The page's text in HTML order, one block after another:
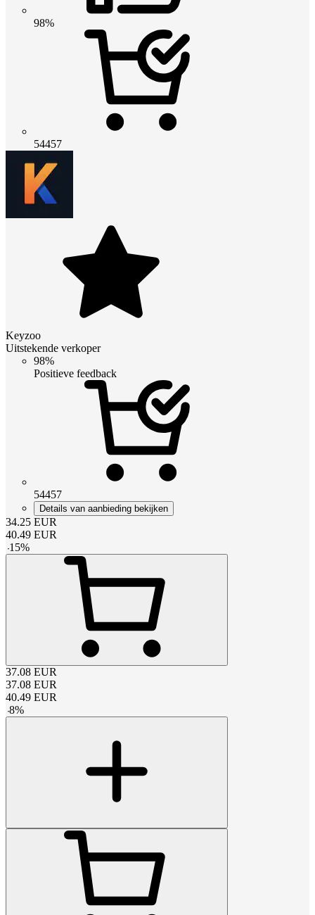
98%
54457
Keyzoo
Uitstekende verkoper
98%
Positieve feedback
54457
Details van aanbieding bekijken
34.25 EUR
40.49 EUR
-15%
37.08 EUR
37.08 EUR
40.49 EUR
-8%